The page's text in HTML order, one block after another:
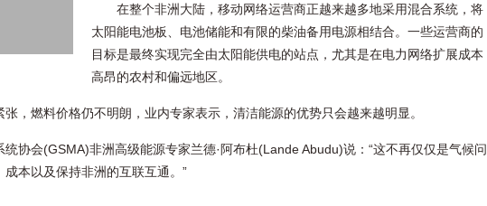
在整个非洲大陆，移动网络运营商正越来越多地采用混合系统，将
太阳能电池板、电池储能和有限的柴油备用电源相结合。一些运营商的
目标是最终实现完全由太阳能供电的站点，尤其是在电力网络扩展成本
高昂的农村和偏远地区。
张，燃料价格仍不明朗，业内专家表示，清洁能源的优势只会越来越明显。
统协会(GSMA)非洲高级能源专家兰德·阿布杜(Lande Abudu)说：“这不再仅仅是气候问
本以及保持非洲的互联互通。”